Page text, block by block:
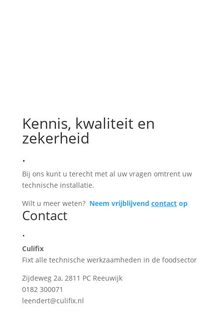
Kennis, kwaliteit en
zekerheid
.
Bij ons kunt u terecht met al uw vragen omtrent uw
technische installatie.
Wilt u meer weten? Neem vrijblijvend contactop
Contact
.
Culifix
Fixt alle technische werkzaamheden in de foodsector
Zijdeweg 2a, 2811 PC Reeuwijk
0182 300071
leendert@culifix.nl